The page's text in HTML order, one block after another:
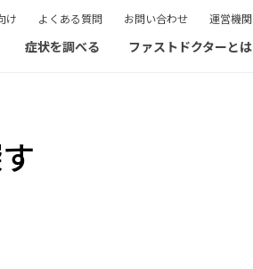
け よくある質問 お問い合わせ 運営機関
症状を調べる ファストドクターとは